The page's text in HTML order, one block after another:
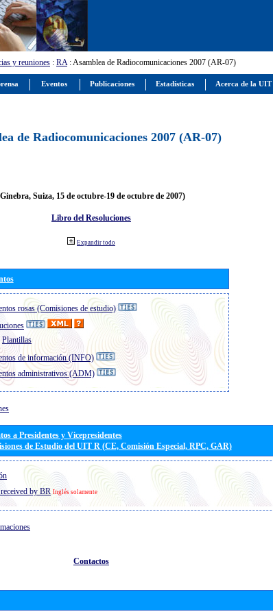
y reuniones : RA: Asamblea de Radiocomunicaciones 2007 (AR-07)
de Radiocomunicaciones 2007 (AR-07)
Suiza, 15 de octubre-19 de octubre de 2007)
Libro del Resoluciones
Expandir todo
rosas (Comisiones de estudio)
Plantillas
de información (INFO)
administrativos (ADM)
a Presidentes y Vicepresidentes
de Estudio del UIT R (CE, Comisión Especial, RPC, GAR)
by BR Inglés solamente
Contactos
Eventos Publicaciones Estadísticas Acerca de la UIT